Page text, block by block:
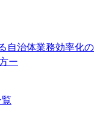
自治体業務効率化の
ー